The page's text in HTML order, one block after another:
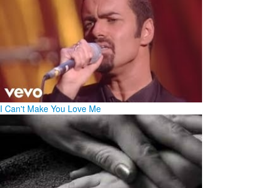
I Can't Make You Love Me